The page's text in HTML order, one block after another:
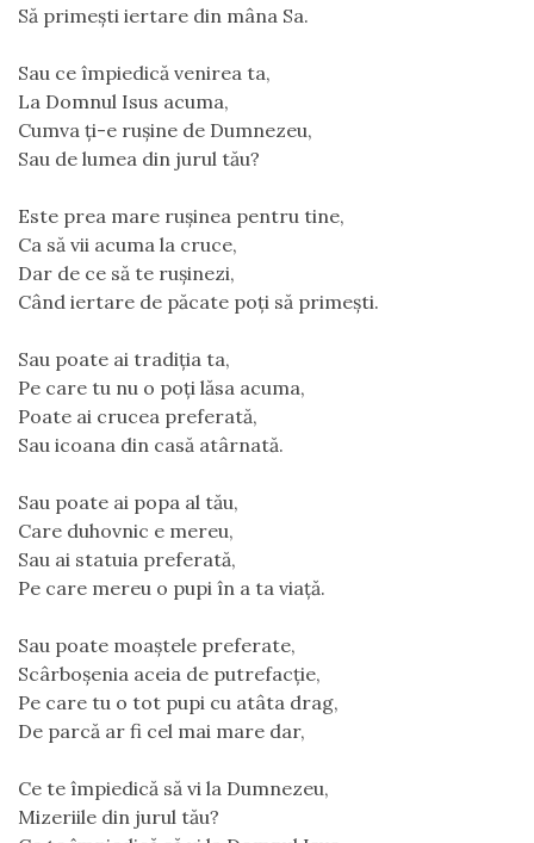
Să primești iertare din mâna Sa.
Sau ce împiedică venirea ta,
La Domnul Isus acuma,
Cumva ți-e rușine de Dumnezeu,
Sau de lumea din jurul tău?
Este prea mare rușinea pentru tine,
Ca să vii acuma la cruce,
Dar de ce să te rușinezi,
Când iertare de păcate poți să primești.
Sau poate ai tradiția ta,
Pe care tu nu o poți lăsa acuma,
Poate ai crucea preferată,
Sau icoana din casă atârnată.
Sau poate ai popa al tău,
Care duhovnic e mereu,
Sau ai statuia preferată,
Pe care mereu o pupi în a ta viață.
Sau poate moaștele preferate,
Scârboșenia aceia de putrefacție,
Pe care tu o tot pupi cu atâta drag,
De parcă ar fi cel mai mare dar,
Ce te împiedică să vi la Dumnezeu,
Mizeriile din jurul tău?